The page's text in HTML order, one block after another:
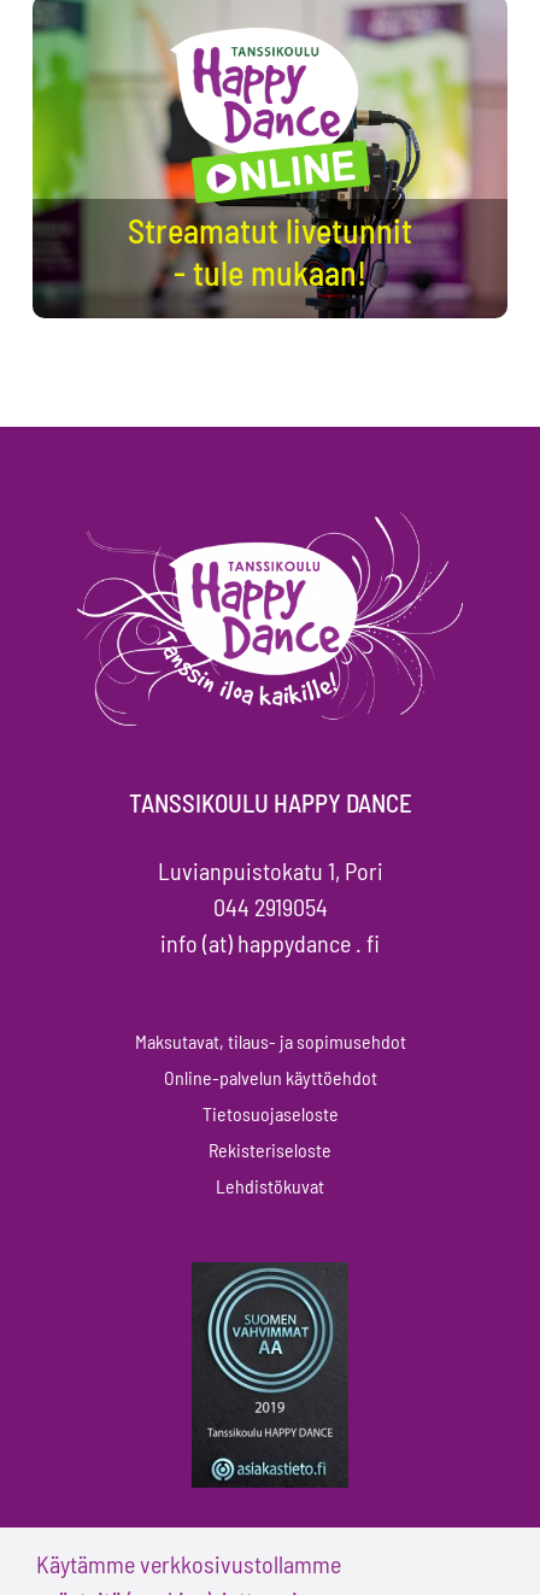
Streamatut livetunnit
- tule mukaan!
TANSSIKOULU HAPPY DANCE
Luvianpuistokatu 1, Pori
044 2919054
info (at) happydance . fi
Maksutavat, tilaus- ja sopimusehdot
Online-palvelun käyttöehdot
Tietosuojaseloste
Rekisteriseloste
Lehdistökuvat
Käytämme verkkosivustollamme